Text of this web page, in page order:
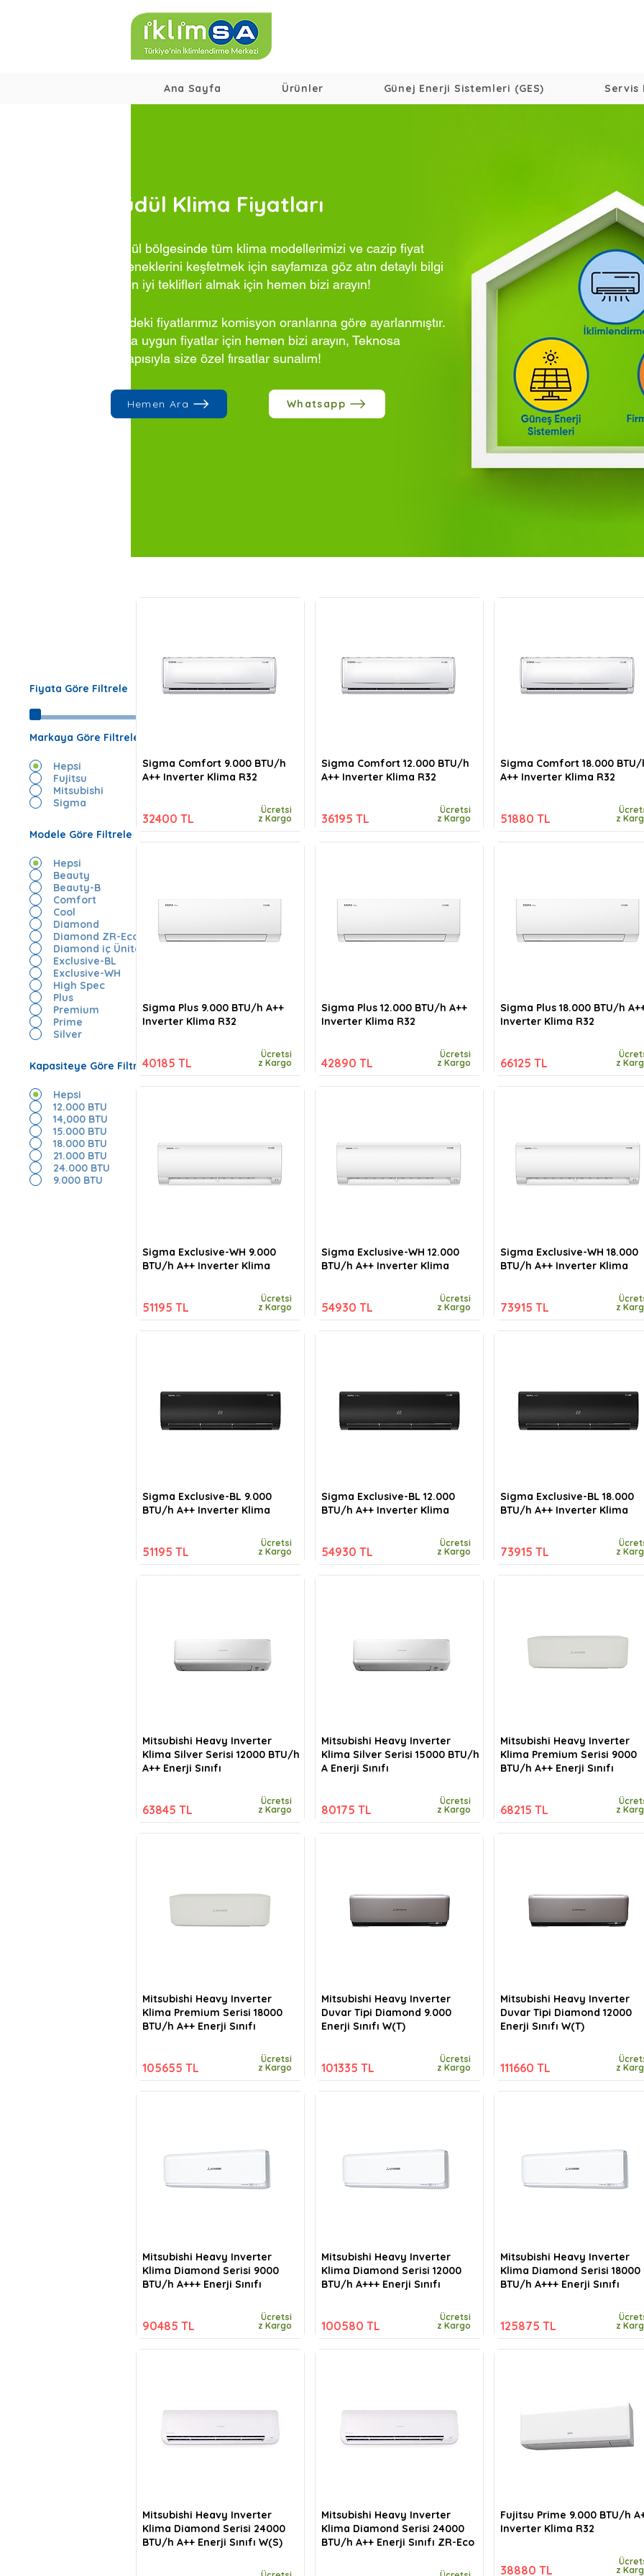
Ana Sayfa Ürünler Günej Enerji Sistemleri (GES) Servis
Güdül Klima Fiyatları
Güdül bölgesinde tüm klima modellerimizi ve cazip fiyat
seçeneklerini keşfetmek için sayfamıza göz atın detaylı bilgi
ve en iyi teklifleri almak için hemen bizi arayın!
Sitedeki fiyatlarımız komisyon oranlarına göre ayarlanmıştır.
Daha uygun fiyatlar için hemen bizi arayın, Teknosa
altyapısıyla size özel fırsatlar sunalım!
Hemen Ara Whatsapp
Fiyata Göre Filtrele
Markaya Göre Filtrele
Hepsi
Fujitsu
Mitsubishi
Sigma
Modele Göre Filtrele
Hepsi
Beauty
Beauty-B
Comfort
Cool
Diamond
Diamond ZR-Eco
Diamond iç Ünite
Exclusive-BL
Exclusive-WH
High Spec
Plus
Premium
Prime
Silver
Kapasiteye Göre Filtrele
Hepsi
12.000 BTU
14,000 BTU
15.000 BTU
18.000 BTU
21.000 BTU
24.000 BTU
9.000 BTU
Sigma Comfort 9.000 BTU/h
A++ Inverter Klima R32
32400 TL
Ücretsi
z Kargo
Sigma Plus 9.000 BTU/h A++
Inverter Klima R32
40185 TL
Ücretsi
z Kargo
Sigma Exclusive-WH 9.000
BTU/h A++ Inverter Klima
51195 TL
Ücretsi
z Kargo
Sigma Exclusive-BL 9.000
BTU/h A++ Inverter Klima
51195 TL
Ücretsi
z Kargo
Mitsubishi Heavy Inverter
Klima Silver Serisi 12000 BTU/h
A++ Enerji Sınıfı
63845 TL
Ücretsi
z Kargo
Mitsubishi Heavy Inverter
Klima Premium Serisi 18000
BTU/h A++ Enerji Sınıfı
105655 TL
Ücretsi
z Kargo
Mitsubishi Heavy Inverter
Klima Diamond Serisi 9000
BTU/h A+++ Enerji Sınıfı
90485 TL
Ücretsi
z Kargo
Mitsubishi Heavy Inverter
Klima Diamond Serisi 24000
BTU/h A++ Enerji Sınıfı W(S)
Sigma Comfort 12.000 BTU/h
A++ Inverter Klima R32
36195 TL
Ücretsi
z Kargo
Sigma Plus 12.000 BTU/h A++
Inverter Klima R32
42890 TL
Ücretsi
z Kargo
Sigma Exclusive-WH 12.000
BTU/h A++ Inverter Klima
54930 TL
Ücretsi
z Kargo
Sigma Exclusive-BL 12.000
BTU/h A++ Inverter Klima
54930 TL
Ücretsi
z Kargo
Mitsubishi Heavy Inverter
Klima Silver Serisi 15000 BTU/h
A Enerji Sınıfı
80175 TL
Ücretsi
z Kargo
Mitsubishi Heavy Inverter
Duvar Tipi Diamond 9.000
Enerji Sınıfı W(T)
101335 TL
Ücretsi
z Kargo
Mitsubishi Heavy Inverter
Klima Diamond Serisi 12000
BTU/h A+++ Enerji Sınıfı
100580 TL
Ücretsi
z Kargo
Mitsubishi Heavy Inverter
Klima Diamond Serisi 24000
BTU/h A++ Enerji Sınıfı ZR-Eco
Sigma Comfort 18.000 BTU/
A++ Inverter Klima R32
51880 TL
z
Sigma Plus 18.000 BTU/h
Inverter Klima R32
66125 TL
z
Sigma Exclusive-WH 18.000
BTU/h A++ Inverter Klima
73915 TL
z
Sigma Exclusive-BL 18.000
BTU/h A++ Inverter Klima
73915 TL
z
Mitsubishi Heavy Inverter
Klima Premium Serisi 9000
BTU/h A++ Enerji Sınıfı
68215 TL
z
Mitsubishi Heavy Inverter
Duvar Tipi Diamond 12000
Enerji Sınıfı W(T)
111660 TL
z
Mitsubishi Heavy Inverter
Klima Diamond Serisi 18000
BTU/h A+++ Enerji Sınıfı
125875 TL
z
Fujitsu Prime 9.000 BTU/h
Inverter Klima R32
38880 TL
z